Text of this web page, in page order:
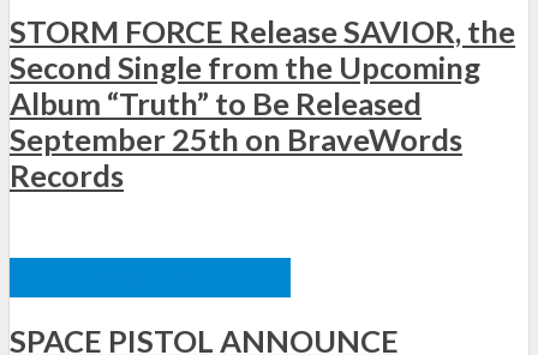
STORM FORCE Release SAVIOR, the
Second Single from the Upcoming
Album “Truth” to Be Released
September 25th on BraveWords
Records
SPACE PISTOL ANNOUNCE